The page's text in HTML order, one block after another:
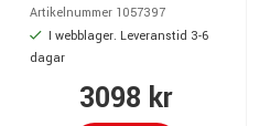
Artikelnummer 1057397
I webblager. Leveranstid 3-6
dagar
3098 kr